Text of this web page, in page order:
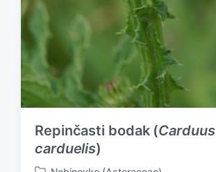
Repinčasti bodak (Carduus
carduelis)